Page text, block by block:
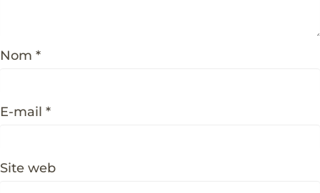
Nom *
E-mail *
Site web